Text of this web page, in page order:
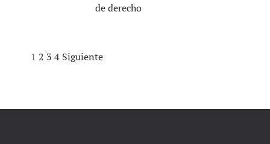
de derecho
Navegación
entradas
1 2 3 4 Siguiente